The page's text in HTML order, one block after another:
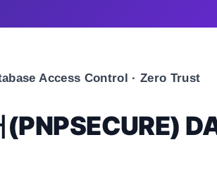
Access Control · Zero Trust